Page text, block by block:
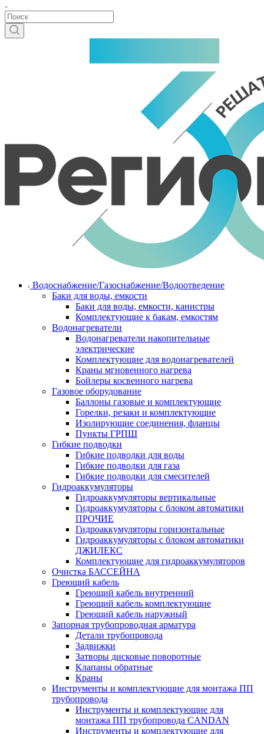
Водоснабжение/Газоснабжение/Водоотведение
Баки для воды, емкости
Баки для воды, емкости, канистры
Комплектующие к бакам, емкостям
Водонагреватели
Водонагреватели накопительные
электрические
Комплектующие для водонагревателей
Краны мгновенного нагрева
Бойлеры косвенного нагрева
Газовое оборудование
Баллоны газовые и комплектующие
Горелки, резаки и комплектующие
Изолирующие соединения, фланцы
Пункты ГРПШ
Гибкие подводки
Гибкие подводки для воды
Гибкие подводки для газа
Гибкие подводки для смесителей
Гидроаккумуляторы
Гидроаккумуляторы вертикальные
Гидроаккумуляторы с блоком автоматики
ПРОЧИЕ
Гидроаккумуляторы горизонтальные
Гидроаккумуляторы с блоком автоматики
ДЖИЛЕКС
Комплектующие для гидроаккумуляторов
Очистка БАССЕЙНА
Греющий кабель
Греющий кабель внутренний
Греющий кабель комплектующие
Греющий кабель наружный
Запорная трубопроводная арматура
Детали трубопровода
Задвижки
Затворы дисковые поворотные
Клапаны обратные
Краны
Инструменты и комплектующие для монтажа ПП
трубопровода
Инструменты и комплектующие для
монтажа ПП трубопровода CANDAN
Инструменты и комплектующие для